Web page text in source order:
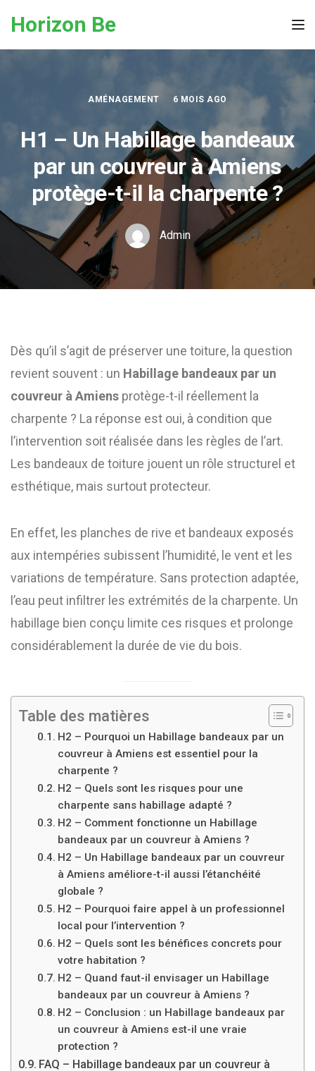
Horizon Be
AMÉNAGEMENT 6 MOIS AGO
H1 – Un Habillage bandeaux
par un couvreur à Amiens
protège-t-il la charpente ?
Admin
Dès qu’il s’agit de préserver une toiture, la question
revient souvent : un Habillage bandeaux par un
couvreur à Amiens protège-t-il réellement la
charpente ? La réponse est oui, à condition que
l’intervention soit réalisée dans les règles de l’art.
Les bandeaux de toiture jouent un rôle structurel et
esthétique, mais surtout protecteur.
En effet, les planches de rive et bandeaux exposés
aux intempéries subissent l’humidité, le vent et les
variations de température. Sans protection adaptée,
l’eau peut infiltrer les extrémités de la charpente. Un
habillage bien conçu limite ces risques et prolonge
considérablement la durée de vie du bois.
Table des matières
H2 – Pourquoi un Habillage bandeaux par un
couvreur à Amiens est essentiel pour la
charpente ?
H2 – Quels sont les risques pour une
charpente sans habillage adapté ?
H2 – Comment fonctionne un Habillage
bandeaux par un couvreur à Amiens ?
H2 – Un Habillage bandeaux par un couvreur
à Amiens améliore-t-il aussi l’étanchéité
globale ?
H2 – Pourquoi faire appel à un professionnel
local pour l’intervention ?
H2 – Quels sont les bénéfices concrets pour
votre habitation ?
H2 – Quand faut-il envisager un Habillage
bandeaux par un couvreur à Amiens ?
H2 – Conclusion : un Habillage bandeaux par
un couvreur à Amiens est-il une vraie
protection ?
FAQ – Habillage bandeaux par un couvreur à